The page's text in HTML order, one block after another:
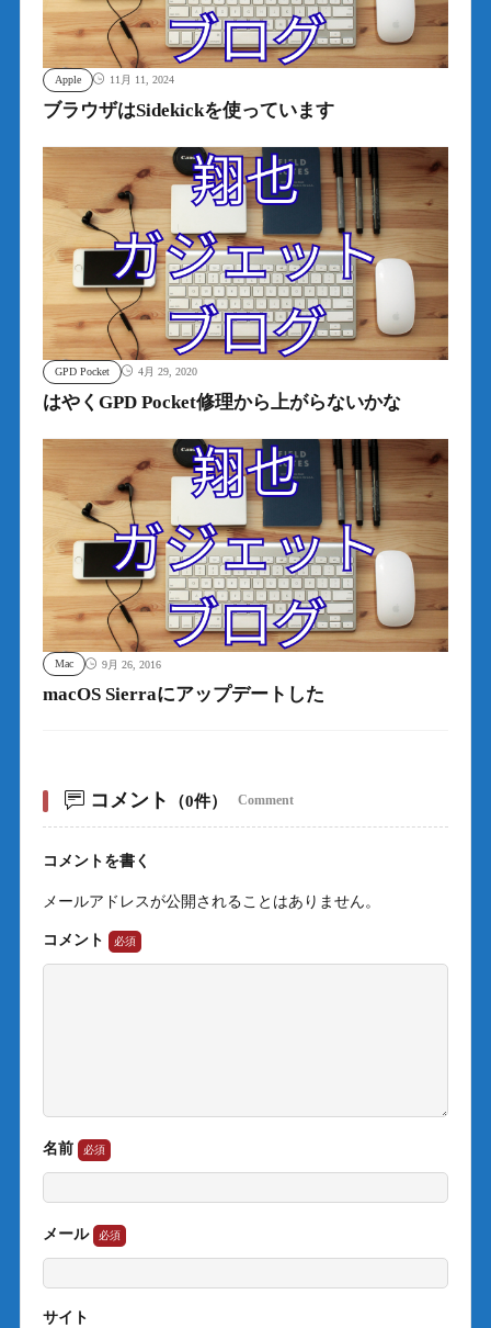
Apple 11月 11, 2024
ブラウザはSidekickを使っています
GPD Pocket 4月 29, 2020
はやくGPD Pocket修理から上がらないかな
Mac 9月 26, 2016
macOS Sierraにアップデートした
コメント （0件） Comment
コメントを書く
メールアドレスが公開されることはありません。
コメント
名前
メール
サイト